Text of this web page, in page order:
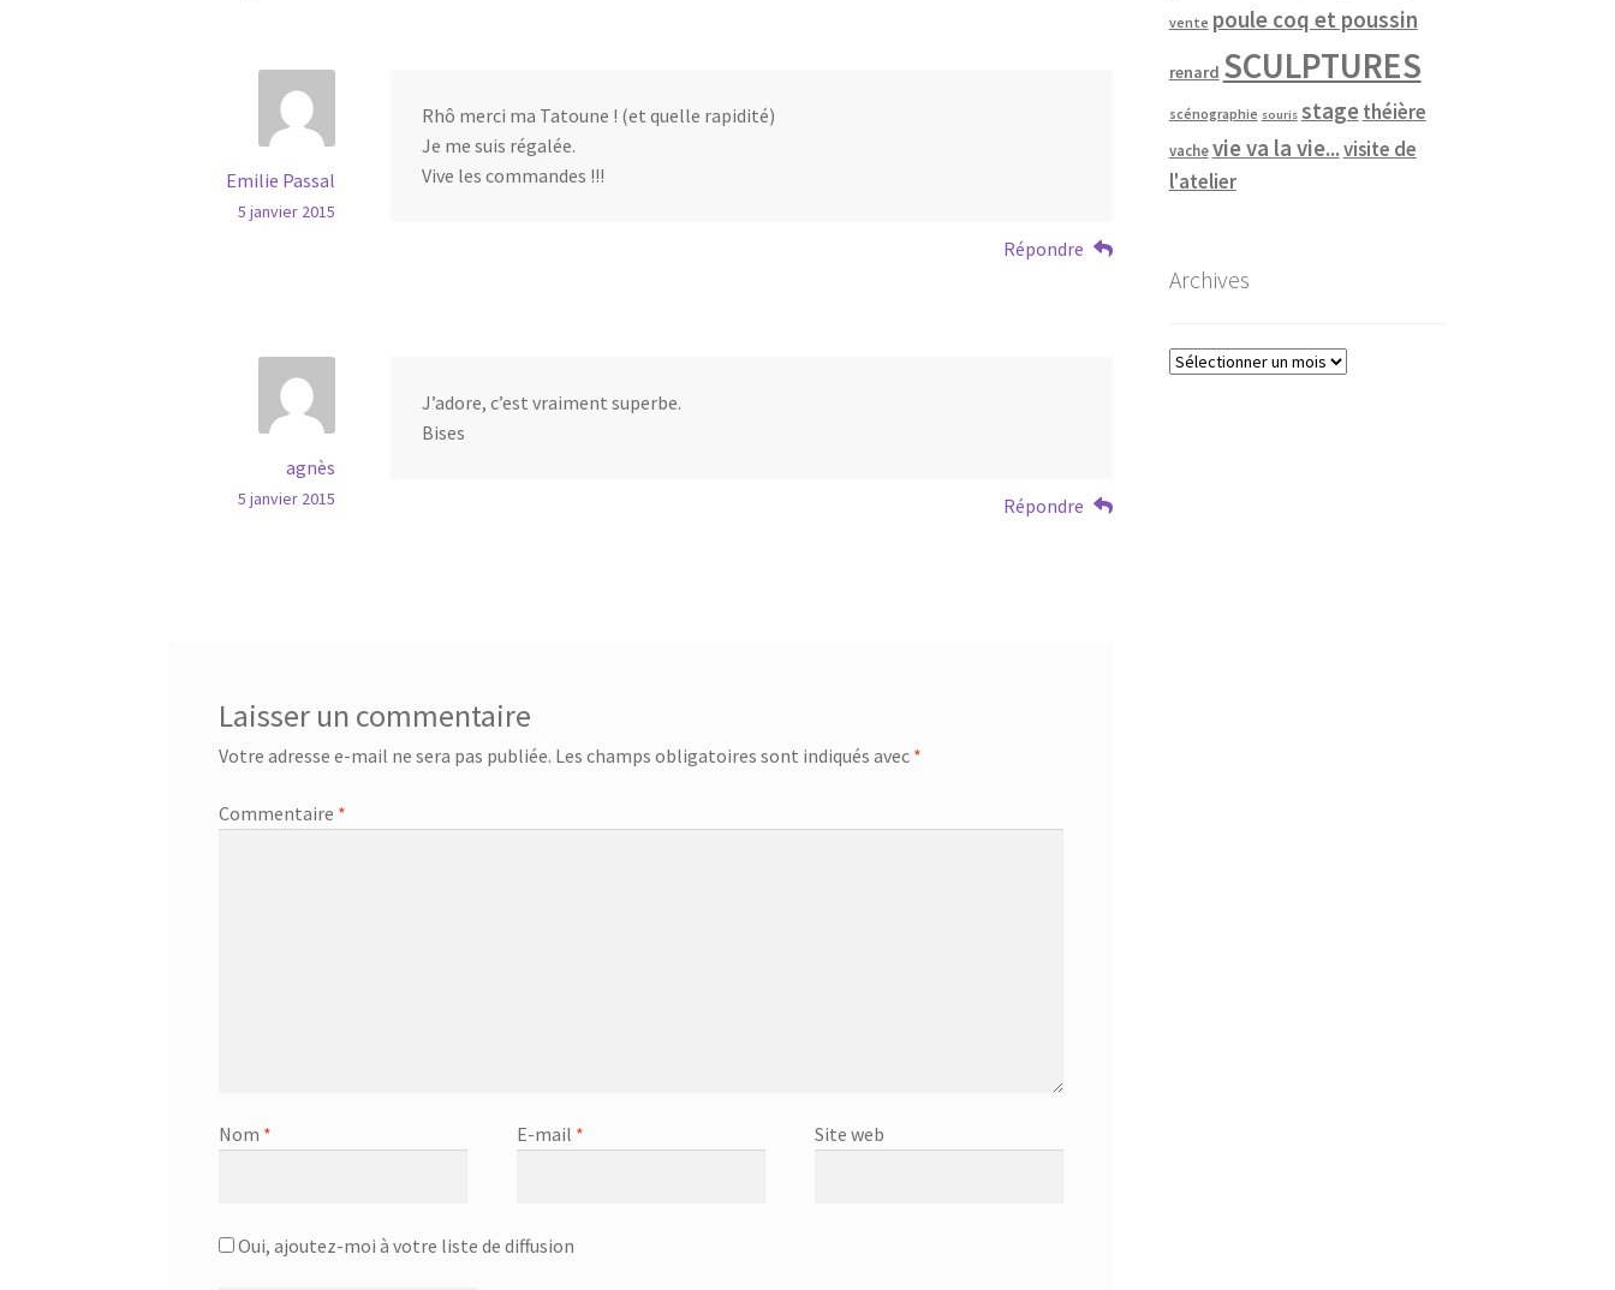
Emilie Passal
5 janvier 2015
Rhô merci ma Tatoune ! (et quelle rapidité)
Je me suis régalée.
Vive les commandes !!!
Répondre
agnès
5 janvier 2015
J’adore, c’est vraiment superbe.
Bises
Répondre
Laisser un commentaire
Votre adresse e-mail ne sera pas publiée. Les champs obligatoires sont indiqués avec *
Commentaire *
Nom * E-mail * Site web
Oui, ajoutez-moi à votre liste de diffusion
vente poule coq et poussin
renard SCULPTURES
scénographie souris stagethéière
vache vie va la vie...visite de
l'atelier
Archives
Archives